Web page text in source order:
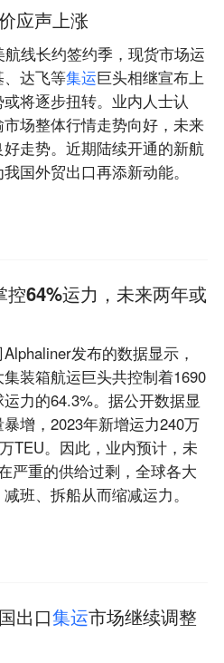
应声上涨
线长约签约季，现货市场运
达飞等集运巨头相继宣布上
将逐步扭转。业内人士认
场整体行情走势向好，未来
走势。近期陆续开通的新航
国外贸出口再添新动能。
控64%运力，未来两年或
发布的数据显示，
装箱航运巨头共控制着1690
力的64.3%。据公开数据显
增，2023年新增运力240万
TEU。因此，业内预计，未
严重的供给过剩，全球各大
班、拆船从而缩减运力。
出口集运市场继续调整